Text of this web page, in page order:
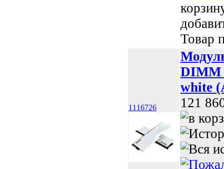
Товар
1116726
DIMM
white
121